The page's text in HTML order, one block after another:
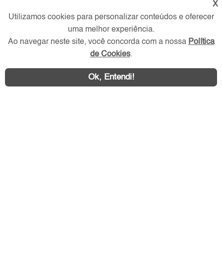
Verificada por
Redes Sociais
X
Utilizamos cookies para personalizar conteúdos e oferecer
uma melhor experiência.
Ao navegar neste site, você concorda com a nossa Política
de Cookies.
Ok, Entendi!